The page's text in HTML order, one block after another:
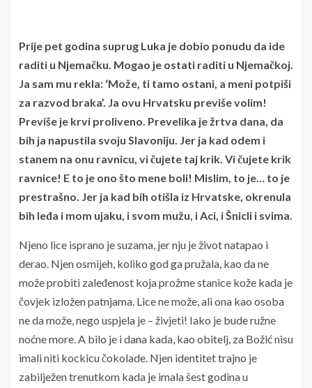
Prije pet godina suprug Luka je dobio ponudu da ide
raditi u Njemačku. Mogao je ostati raditi u Njemačkoj.
Ja sam mu rekla: ‘Može, ti tamo ostani, a meni potpiši
za razvod braka’. Ja ovu Hrvatsku previše volim!
Previše je krvi proliveno. Prevelika je žrtva dana, da
bih ja napustila svoju Slavoniju. Jer ja kad odem i
stanem na onu ravnicu, vi čujete taj krik. Vi čujete krik
ravnice! E to je ono što mene boli! Mislim, to je… to je
prestrašno. Jer ja kad bih otišla iz Hrvatske, okrenula
bih leđa i mom ujaku, i svom mužu, i Aci, i Šnicli i svima.
Njeno lice isprano je suzama, jer nju je život natapao i
derao. Njen osmijeh, koliko god ga pružala, kao da ne
može probiti zaleđenost koja prožme stanice kože kada je
čovjek izložen patnjama. Lice ne može, ali ona kao osoba
ne da može, nego uspjela je – živjeti! Iako je bude ružne
noćne more. A bilo je i dana kada, kao obitelj, za Božić nisu
imali niti kockicu čokolade. Njen identitet trajno je
zabilježen trenutkom kada je imala šest godina u